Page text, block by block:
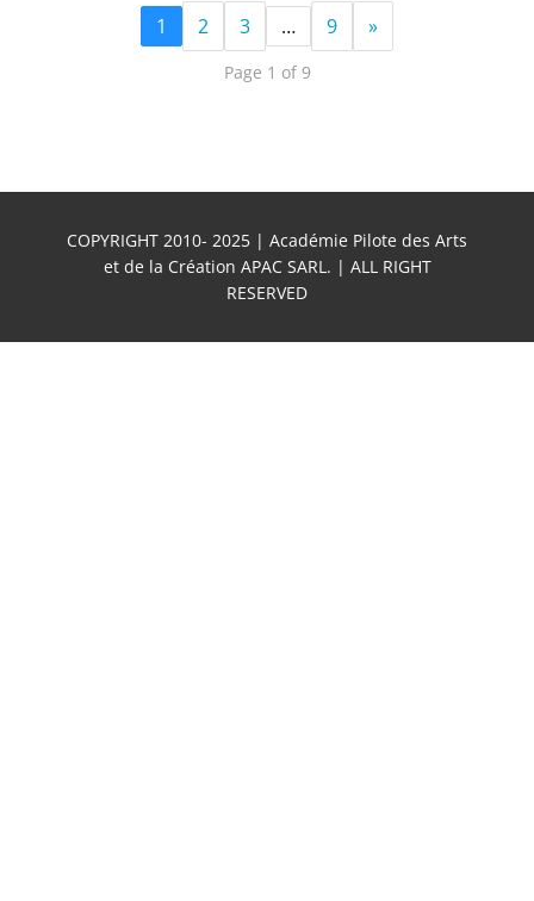
1 2 3 … 9 »
Page 1 of 9
COPYRIGHT 2010- 2025 | Académie Pilote des Arts
et de la Création APAC SARL. | ALL RIGHT
RESERVED